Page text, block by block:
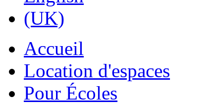
Accueil
Location d'espaces
Pour Écoles